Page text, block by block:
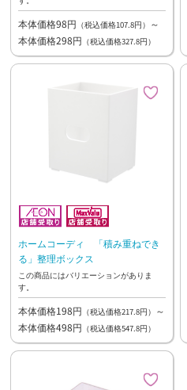
本体価格98円 （税込価格107.8円） ～
本体価格298円 （税込価格327.8円）
ホームコーディ 「積み重ねでき
る」整理ボックス
この商品にはバリエーションがありま
す。
本体価格198円 （税込価格217.8円） ～
本体価格498円 （税込価格547.8円）